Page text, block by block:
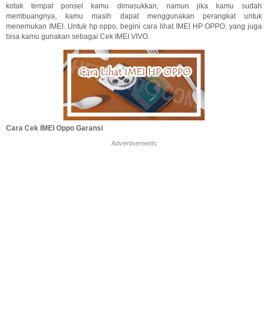
kotak tempat ponsel kamu dimasukkan, namun jika kamu sudah
membuangnya, kamu masih dapat menggunakan perangkat untuk
menemukan IMEI. Untuk hp oppo, begini cara lihat IMEI HP OPPO, yang juga
bisa kamu gunakan sebagai Cek IMEI VIVO.
Cara Cek IMEI Oppo Garansi
Advertisements